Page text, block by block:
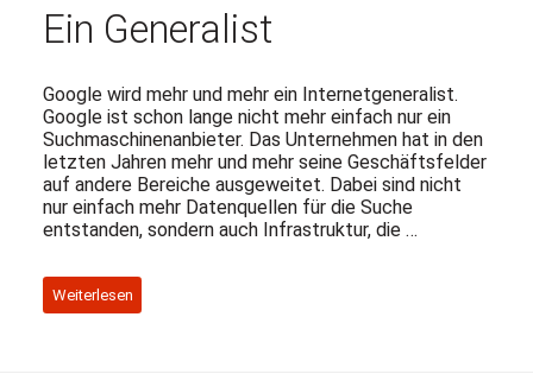
Ein Generalist
Google wird mehr und mehr ein Internetgeneralist.
Google ist schon lange nicht mehr einfach nur ein
Suchmaschinenanbieter. Das Unternehmen hat in den
letzten Jahren mehr und mehr seine Geschäftsfelder
auf andere Bereiche ausgeweitet. Dabei sind nicht
nur einfach mehr Datenquellen für die Suche
entstanden, sondern auch Infrastruktur, die …
Weiterlesen